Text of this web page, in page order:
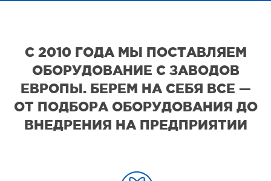
С 2010 ГОДА МЫ ПОСТАВЛЯЕМ
ОБОРУДОВАНИЕ С ЗАВОДОВ
ЕВРОПЫ. БЕРЕМ НА СЕБЯ ВСЕ —
ОТ ПОДБОРА ОБОРУДОВАНИЯ ДО
ВНЕДРЕНИЯ НА ПРЕДПРИЯТИИ